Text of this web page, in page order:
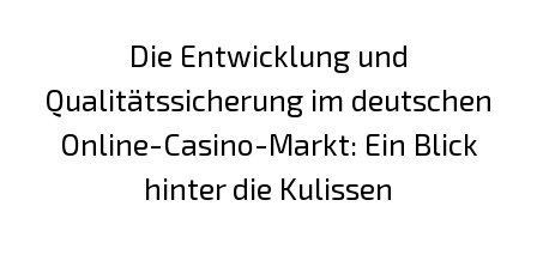
Die Entwicklung und
Qualitätssicherung im deutschen
Online-Casino-Markt: Ein Blick
hinter die Kulissen